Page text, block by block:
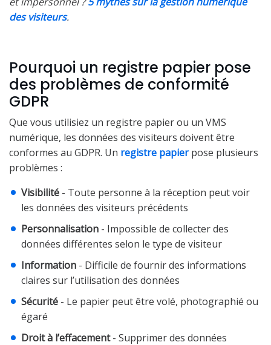
des visiteurs.
Pourquoi un registre papier pose
des problèmes de conformité
GDPR
Que vous utilisiez un registre papier ou un VMS
numérique, les données des visiteurs doivent être
conformes au GDPR. Un registre papierpose plusieurs
problèmes :
Visibilité - Toute personne à la réception peut voir
les données des visiteurs précédents
Personnalisation - Impossible de collecter des
données différentes selon le type de visiteur
Information - Difficile de fournir des informations
claires sur l’utilisation des données
Sécurité - Le papier peut être volé, photographié ou
égaré
Droit à l’effacement- Supprimer des données